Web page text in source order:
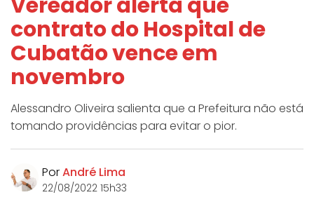
contrato do Hospital de
Cubatão vence em
novembro
Alessandro Oliveira salienta que a Prefeitura não está
tomando providências para evitar o pior.
PorAndré Lima
22/08/2022 15h33